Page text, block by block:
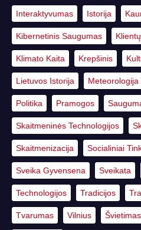
Interaktyvumas Istorija
Kibernetinis Saugumas
Klimato Kaita Krepšinis
Lietuvos Istorija Meteorologija
Politika Pramogos
Skaitmeninės Technologijos
Skaitmenizacija Socialiniai
Sveika Gyvensena Sveikata
Technologijos Tradicijos
Tvarumas Vilnius Švietimas